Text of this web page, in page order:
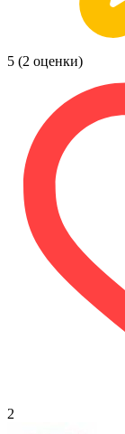
5 (2 оценки)
2